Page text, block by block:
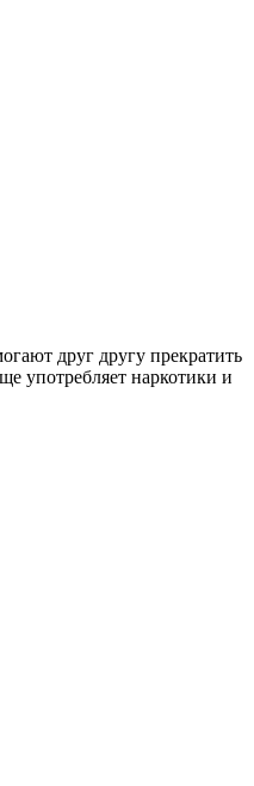
друг другу прекратить
употребляет наркотики и